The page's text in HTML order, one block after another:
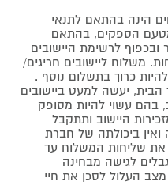
הינה בהתאם לתנאי
הספקים, בהתאם
לרשימת היישובים
משלוח ליישובים חריגים/
כרוך בתשלום נוסף .
יעשה למעט ביישובים
בהם עשוי להיות מסופק
היישוב ותתקבל
ביכולתה של חברת
שליחות המשלוח עד
לגישה מבחינה
מצב העלול לסכן את חיי